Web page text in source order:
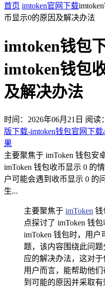
首页 imtoken官网下载
币显示0的原因及解决办法
imtoken钱包
imtoken钱包
及解决办法
时间：2026年06月21日 阅读
版下载-imtoken钱包官网下
果
主要聚焦于 imToken 钱包安
imToken 钱包收币显示 0 的
户可能会遇到收币显示 0 的
生...
主要聚焦于 imToken 钱
点探讨了 imToken 钱
imToken 钱包时，用户
题，该内容围绕此问
应的解决办法，这对于
用户而言，能帮助他
到可能的原因并采取